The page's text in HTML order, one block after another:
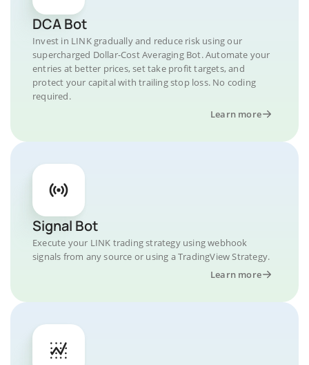
DCA Bot
Invest in LINK gradually and reduce risk using our
supercharged Dollar-Cost Averaging Bot. Automate your
entries at better prices, set take profit targets, and
protect your capital with trailing stop loss. No coding
required.
Learn more
Signal Bot
Execute your LINK trading strategy using webhook
signals from any source or using a TradingView Strategy.
Learn more